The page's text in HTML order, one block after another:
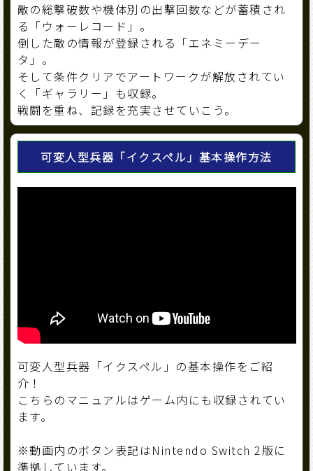
敵の総撃破数や機体別の出撃回数などが蓄積され
る「ウォーレコード」。
倒した敵の情報が登録される「エネミーデー
タ」。
そして条件クリアでアートワークが解放されてい
く「ギャラリー」も収録。
戦闘を重ね、記録を充実させていこう。
可変人型兵器「イクスペル」基本操作方法
可変人型兵器「イクスペル」の基本操作をご紹
介！
こちらのマニュアルはゲーム内にも収録されてい
ます。
※動画内のボタン表記はNintendo Switch 2版に
準拠しています。